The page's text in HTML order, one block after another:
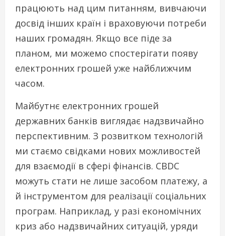
працюють над цим питанням, вивчаючи
досвід інших країн і враховуючи потреби
наших громадян. Якщо все піде за
планом, ми можемо спостерігати появу
електронних грошей уже найближчим
часом.
Майбутнє електронних грошей
державних банків виглядає надзвичайно
перспективним. З розвитком технологій
ми стаємо свідками нових можливостей
для взаємодії в сфері фінансів. CBDC
можуть стати не лише засобом платежу, а
й інструментом для реалізації соціальних
програм. Наприклад, у разі економічних
криз або надзвичайних ситуацій, уряди